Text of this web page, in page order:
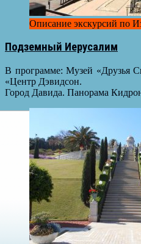
Описание экскурсий по
Подземный Иерусалим
В программе: Музей «Друзья
«Центр Дэвидсон.
Город Давида. Панорама